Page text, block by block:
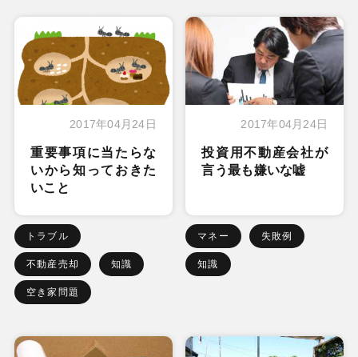
2017年04月24日
重要事項に当たらな
いから知っておきた
いこと
トラブル
不動産売却 知識
空き家問題
2017年04月24日
投資用不動産会社が
言う最も嫌いな嘘
マネー 失敗例
知識